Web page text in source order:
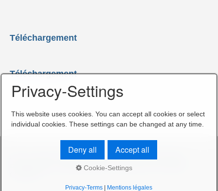
Téléchargement
Téléchargement
© 2018-2026 LFD Wälzlager GmbH - Webdesign: SELL MEDIA
Privacy-Settings
This website uses cookies. You can accept all cookies or select
individual cookies. These settings can be changed at any time.
Deny all Accept all
Cookie-Settings
Privacy-Terms | Mentions légales